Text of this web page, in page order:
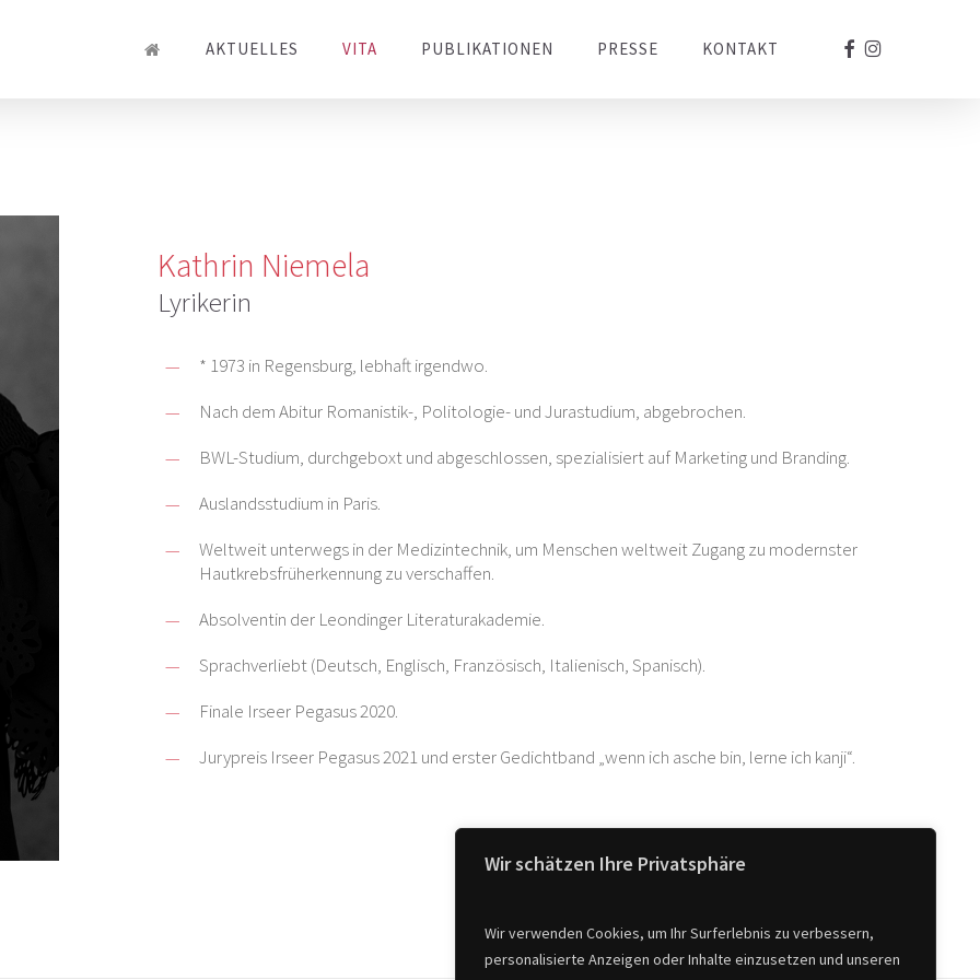
Wir schätzen Ihre Privatsphäre
Wir verwenden Cookies, um Ihr Surferlebnis zu verbessern,
personalisierte Anzeigen oder Inhalte einzusetzen und unseren
AKTUELLES VITA PUBLIKATIONEN PRESSE KONTAKT facebook
instagram
Kathrin Niemela
Lyrikerin
* 1973 in Regensburg, lebhaft irgendwo.
Nach dem Abitur Romanistik-, Politologie- und Jurastudium, abgebrochen.
BWL-Studium, durchgeboxt und abgeschlossen, spezialisiert auf Marketing und Branding.
Auslandsstudium in Paris.
Weltweit unterwegs in der Medizintechnik, um Menschen weltweit Zugang zu modernster
Hautkrebsfrüherkennung zu verschaffen.
Absolventin der Leondinger Literaturakademie.
Sprachverliebt (Deutsch, Englisch, Französisch, Italienisch, Spanisch).
Finale Irseer Pegasus 2020.
Jurypreis Irseer Pegasus 2021 und erster Gedichtband „wenn ich asche bin, lerne ich kanji“.